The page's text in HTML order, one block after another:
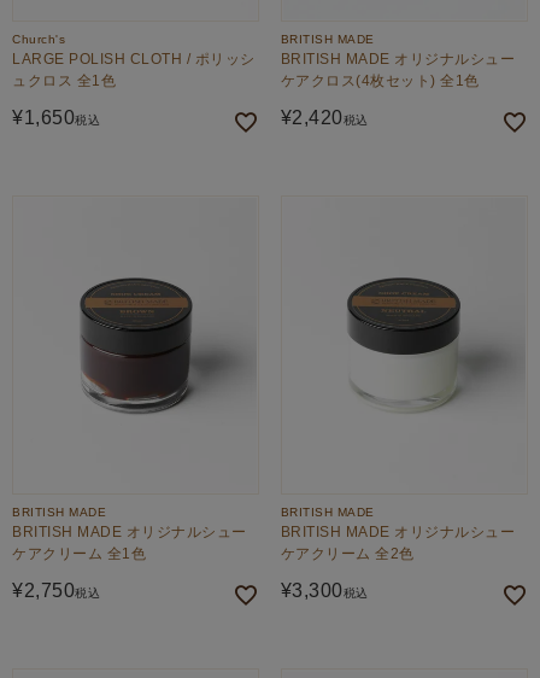
Church's
LARGE POLISH CLOTH / ポリッシ
ュクロス 全1色
¥1,650税込
BRITISH MADE
BRITISH MADE オリジナルシュー
ケアクロス(4枚セット) 全1色
¥2,420税込
BRITISH MADE
BRITISH MADE オリジナルシュー
ケアクリーム 全1色
¥2,750税込
BRITISH MADE
BRITISH MADE オリジナルシュー
ケアクリーム 全2色
¥3,300税込